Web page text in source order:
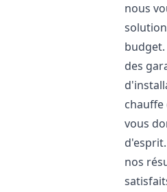
nous
des
chauffe
vous
nos